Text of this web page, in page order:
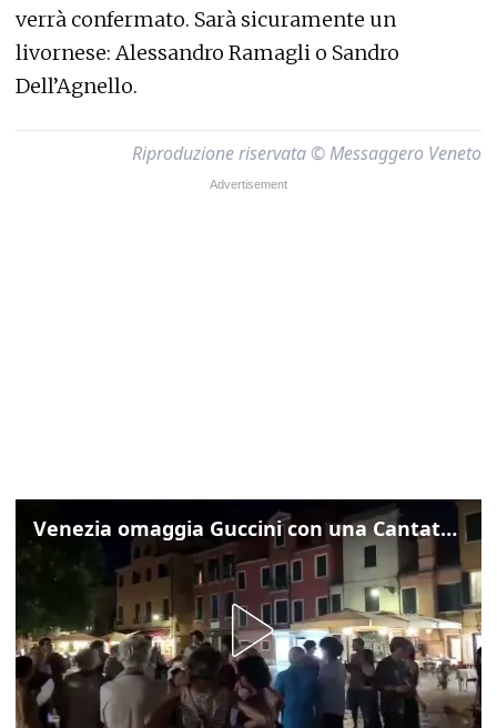
verrà confermato. Sarà sicuramente un
livornese: Alessandro Ramagli o Sandro
Dell’Agnello.
Riproduzione riservata © Messaggero Veneto
Venezia omaggia Guccini con una Cantata Anarchica in campo Santa Margherita